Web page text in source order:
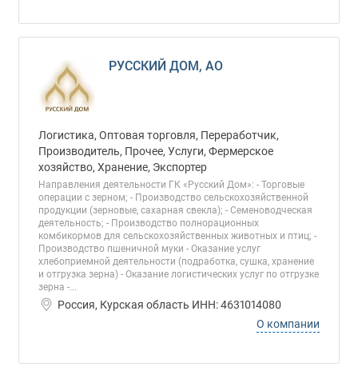
РУССКИЙ ДОМ, АО
Логистика, Оптовая торговля, Переработчик,
Производитель, Прочее, Услуги, Фермерское
хозяйство, Хранение, Экспортер
Направления деятельности ГК «Русский Дом»: - Торговые
операции с зерном; - Производство сельскохозяйственной
продукции (зерновые, сахарная свекла); - Семеноводческая
деятельность; - Производство полнорационных
комбикормов для сельскохозяйственных животных и птиц; -
Производство пшеничной муки - Оказание услуг
хлебоприемной деятельности (подработка, сушка, хранение
и отгрузка зерна) - Оказание логистических услуг по отгрузке
зерна -...
Россия, Курская область ИНН: 4631014080
О компании